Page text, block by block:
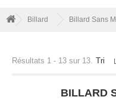
Billard Billard Sans
Résultats 1 - 13 sur 13. Tri
BILLARD